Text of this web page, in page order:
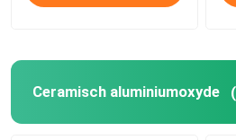
Ceramisch aluminiumoxyde